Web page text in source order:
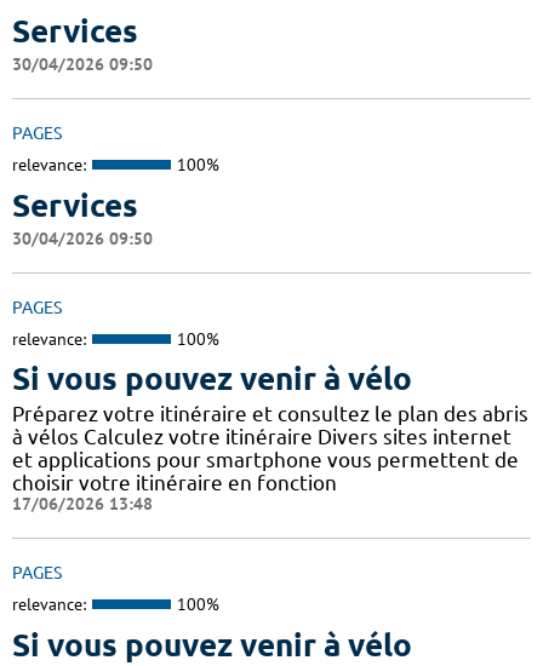
Services
30/04/2026 09:50
PAGES
relevance: 100%
Services
30/04/2026 09:50
PAGES
relevance: 100%
Si vous pouvez venir à vélo
Préparez votre itinéraire et consultez le plan des abris
à vélos Calculez votre itinéraire Divers sites internet
et applications pour smartphone vous permettent de
choisir votre itinéraire en fonction
17/06/2026 13:48
PAGES
relevance: 100%
Si vous pouvez venir à vélo